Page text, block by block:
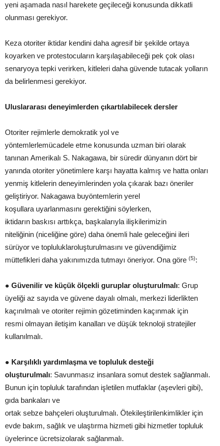
yeni aşamada nasıl harekete geçileceği konusunda dikkatli
olunması gerekiyor.
Keza otoriter iktidar kendini daha agresif bir şekilde ortaya
koyarken ve protestocuların karşılaşabileceği pek çok olası
senaryoya tepki verirken, kitleleri daha güvende tutacak yolların
da belirlenmesi gerekiyor.
Uluslararası deneyimlerden çıkartılabilecek dersler
Otoriter rejimlerle demokratik yol ve
yöntemlerlemücadele etme konusunda uzman biri olarak
tanınan Amerikalı S. Nakagawa, bir süredir dünyanın dört bir
yanında otoriter yönetimlere karşı hayatta kalmış ve hatta onları
yenmiş kitlelerin deneyimlerinden yola çıkarak bazı öneriler
geliştiriyor. Nakagawa buyöntemlerin yerel
koşullara uyarlanmasını gerektiğini söylerken,
iktidarın baskısı arttıkça, başkalarıyla ilişkilerimizin
niteliğinin (niceliğine göre) daha önemli hale geleceğini ileri
sürüyor ve topluluklaroluşturulmasını ve güvendiğimiz
müttefikleri daha yakınımızda tutmayı öneriyor. Ona göre (5):
● Güvenilir ve küçük ölçekli guruplar oluşturulmalı: Grup
üyeliği az sayıda ve güvene dayalı olmalı, merkezi liderlikten
kaçınılmalı ve otoriter rejimin gözetiminden kaçınmak için
resmi olmayan iletişim kanalları ve düşük teknoloji stratejiler
kullanılmalı.
● Karşılıklı yardımlaşma ve topluluk desteği
oluşturulmalı: Savunmasız insanlara somut destek sağlanmalı.
Bunun için topluluk tarafından işletilen mutfaklar (aşevleri gibi),
gıda bankaları ve
ortak sebze bahçeleri oluşturulmalı. Ötekileştirilenkimlikler için
evde bakım, sağlık ve ulaştırma hizmeti gibi hizmetler topluluk
üyelerince ücretsizolarak sağlanmalı.